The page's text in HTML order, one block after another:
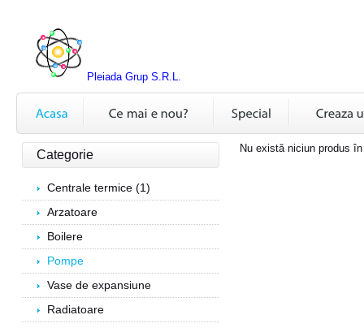
Pleiada Grup S.R.L.
Categorie
Centrale termice (1)
Arzatoare
Boilere
Pompe
Vase de expansiune
Radiatoare
Nu există niciun produs